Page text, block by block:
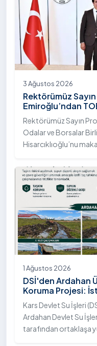
canlı yayın konuğu
3 Ağustos 2026
Rektörümüz
Emiroğlu’ndan
Hisarcıklıoğlu’na
Rektörümüz Sayın
Odalar ve Borsalar
Hisarcıklıoğlu’nu
Emiroğlu
1 Ağustos 2026
DSİ'den Ardahan
Koruma Projesi:
Çalışmaları
Kars Devlet Su İşleri
Ardahan Devlet Su
tarafından ortaklaşa